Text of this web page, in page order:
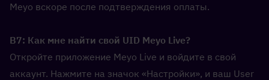
Meyo вскоре после подтверждения оплаты.
В7: Как мне найти свой UID Meyo Live?
Откройте приложение Meyo Live и войдите в свой
аккаунт. Нажмите на значок «Настройки», и ваш User